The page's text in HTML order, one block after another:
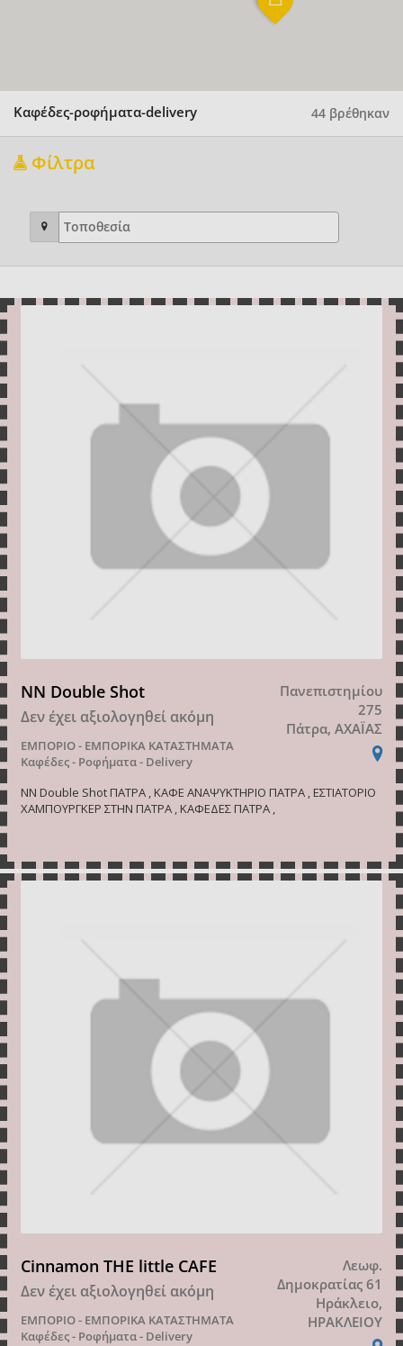
Καφέδες-ροφήματα-delivery 44 βρέθηκαν
Φίλτρα
NN Double Shot
Δεν έχει αξιολογηθεί ακόμη
ΕΜΠΟΡΙΟ - ΕΜΠΟΡΙΚΑ ΚΑΤΑΣΤΗΜΑΤΑ
Καφέδες - Ροφήματα - Delivery
Πανεπιστημίου
275
Πάτρα, ΑΧΑΪΑΣ
NN Double Shot ΠΑΤΡΑ , ΚΑΦΕ ΑΝΑΨΥΚΤΗΡΙΟ ΠΑΤΡΑ , ΕΣΤΙΑΤΟΡΙΟ
ΧΑΜΠΟΥΡΓΚΕΡ ΣΤΗΝ ΠΑΤΡΑ , ΚΑΦΕΔΕΣ ΠΑΤΡΑ ,
Cinnamon THE little CAFE
Δεν έχει αξιολογηθεί ακόμη
ΕΜΠΟΡΙΟ - ΕΜΠΟΡΙΚΑ ΚΑΤΑΣΤΗΜΑΤΑ
Καφέδες - Ροφήματα - Delivery
Λεωφ.
Δημοκρατίας 61
Ηράκλειο,
ΗΡΑΚΛΕΙΟΥ